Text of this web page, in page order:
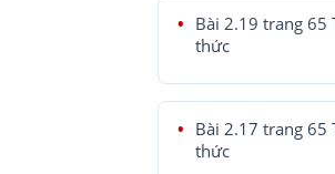
Bài 2.19 trang 65
thức
Bài 2.17 trang 65
thức